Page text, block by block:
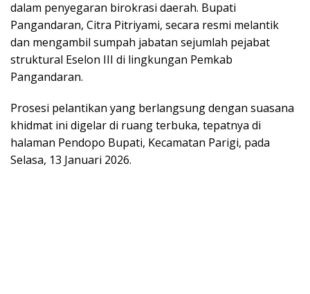
dalam penyegaran birokrasi daerah. Bupati
Pangandaran, Citra Pitriyami, secara resmi melantik
dan mengambil sumpah jabatan sejumlah pejabat
struktural Eselon III di lingkungan Pemkab
Pangandaran.
​Prosesi pelantikan yang berlangsung dengan suasana
khidmat ini digelar di ruang terbuka, tepatnya di
halaman Pendopo Bupati, Kecamatan Parigi, pada
Selasa, 13 Januari 2026.